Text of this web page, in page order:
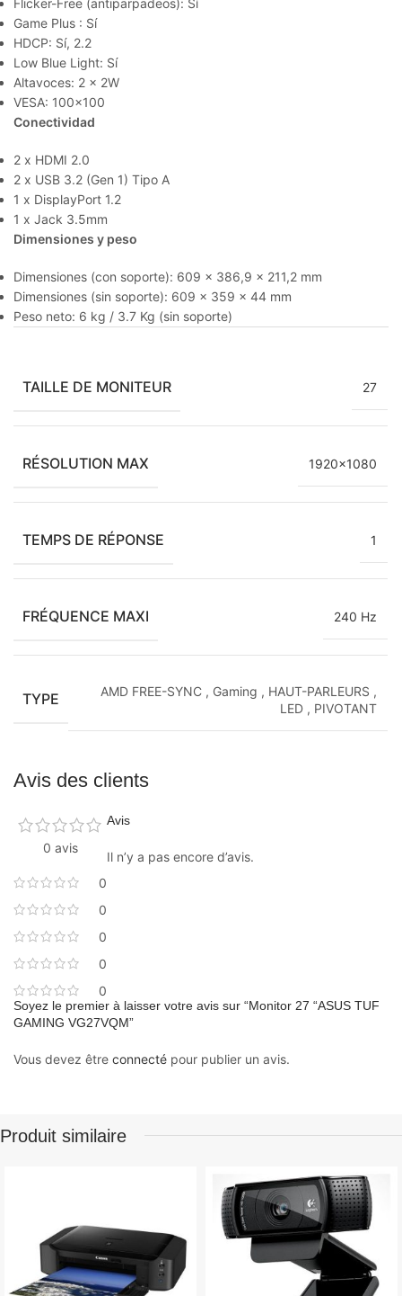
Game Plus : Sí
HDCP: Sí, 2.2
Low Blue Light: Sí
Altavoces: 2 x 2W
VESA: 100×100
Conectividad
2 x HDMI 2.0
2 x USB 3.2 (Gen 1) Tipo A
1 x DisplayPort 1.2
1 x Jack 3.5mm
Dimensiones y peso
Dimensiones (con soporte): 609 x 386,9 x 211,2 mm
Dimensiones (sin soporte): 609 x 359 x 44 mm
Peso neto: 6 kg / 3.7 Kg (sin soporte)
TAILLE DE MONITEUR 27
RÉSOLUTION MAX 1920×1080
TEMPS DE RÉPONSE 1
FRÉQUENCE MAXI 240 Hz
TYPE AMD FREE-SYNC , Gaming , HAUT-PARLEURS ,
LED , PIVOTANT
Avis des clients
0 avis
0
0
0
0
0
Avis
Il n’y a pas encore d’avis.
Soyez le premier à laisser votre avis sur “Monitor 27 “ASUS TUF
GAMING VG27VQM”
Vous devez être connecté pour publier un avis.
Produit similaire